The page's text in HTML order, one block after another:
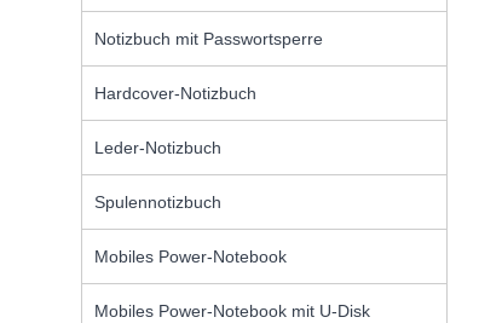
Notizbuch mit Passwortsperre
Hardcover-Notizbuch
Leder-Notizbuch
Spulennotizbuch
Mobiles Power-Notebook
Mobiles Power-Notebook mit U-Disk